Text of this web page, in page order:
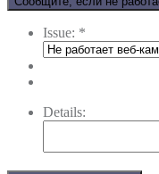
Issue: *
Details: